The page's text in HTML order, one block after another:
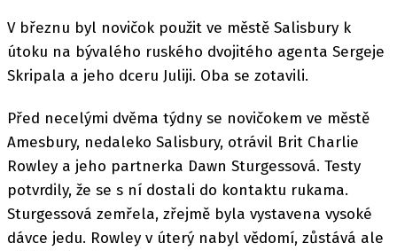
V březnu byl novičok použit ve městě Salisbury k
útoku na bývalého ruského dvojitého agenta Sergeje
Skripala a jeho dceru Juliji. Oba se zotavili.
Před necelými dvěma týdny se novičokem ve městě
Amesbury, nedaleko Salisbury, otrávil Brit Charlie
Rowley a jeho partnerka Dawn Sturgessová. Testy
potvrdily, že se s ní dostali do kontaktu rukama.
Sturgessová zemřela, zřejmě byla vystavena vysoké
dávce jedu. Rowley v úterý nabyl vědomí, zůstává ale